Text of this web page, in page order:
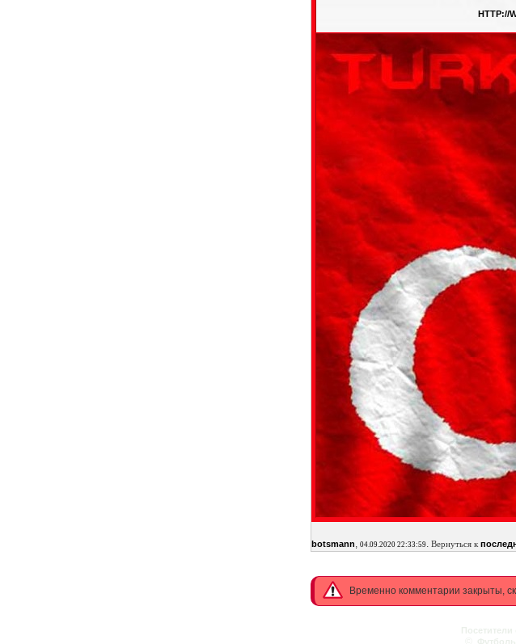
HTTP://
botsmann, 04.09.2020 22:33:59. Вернуться к
Временно комментарии закрыты,